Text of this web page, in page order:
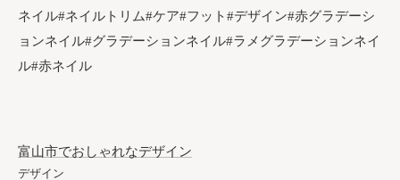
ネイル#ネイルトリム#ケア#フット#デザイン#赤グラデーシ
ョンネイル#グラデーションネイル#ラメグラデーションネイ
ル#赤ネイル
富山市でおしゃれなデザイン
デザイン